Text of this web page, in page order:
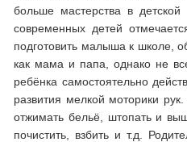
больше мастерства в
современных детей
подготовить малыша к школе,
как мама и папа, однако не
ребёнка самостоятельно
развития мелкой моторики
отжимать бельё, штопать и
почистить, взбить и т.д.